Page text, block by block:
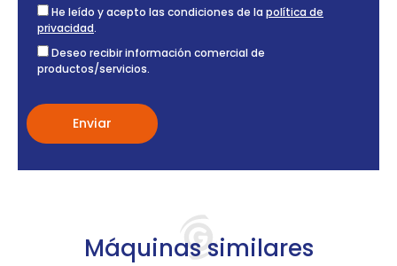
He leído y acepto las condiciones de la política de
privacidad.
Deseo recibir información comercial de
productos/servicios.
Máquinas similares